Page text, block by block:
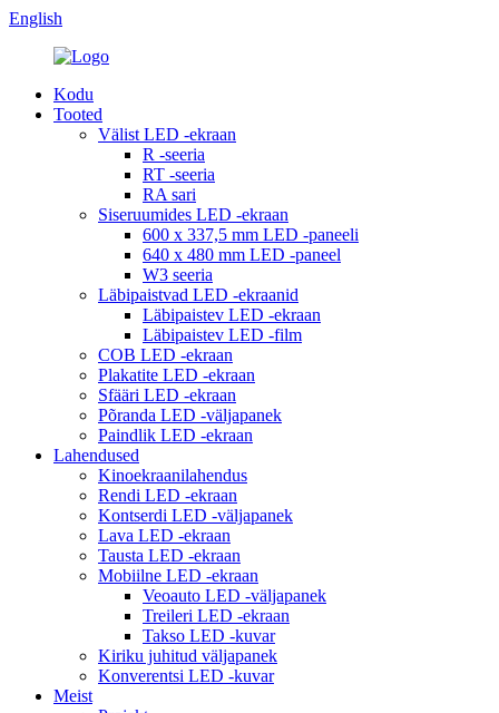
English
Kodu
Tooted
Välist LED -ekraan
R -seeria
RT -seeria
RA sari
Siseruumides LED -ekraan
600 x 337,5 mm LED -paneeli
640 x 480 mm LED -paneel
W3 seeria
Läbipaistvad LED -ekraanid
Läbipaistev LED -ekraan
Läbipaistev LED -film
COB LED -ekraan
Plakatite LED -ekraan
Sfääri LED -ekraan
Põranda LED -väljapanek
Paindlik LED -ekraan
Lahendused
Kinoekraanilahendus
Rendi LED -ekraan
Kontserdi LED -väljapanek
Lava LED -ekraan
Tausta LED -ekraan
Mobiilne LED -ekraan
Veoauto LED -väljapanek
Treileri LED -ekraan
Takso LED -kuvar
Kiriku juhitud väljapanek
Konverentsi LED -kuvar
Meist